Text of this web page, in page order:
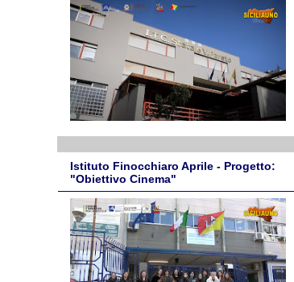
Istituto Finocchiaro Aprile - Progetto:
"Obiettivo Cinema"